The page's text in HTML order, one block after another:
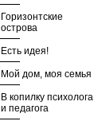
Горизонтские
острова
Есть идея!
Мой дом, моя семья
В копилку психолога
и педагога